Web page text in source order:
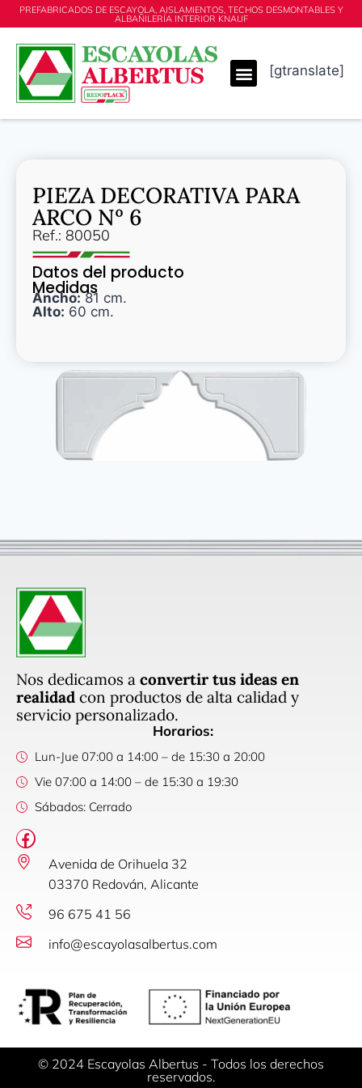
PREFABRICADOS DE ESCAYOLA, AISLAMIENTOS, TECHOS DESMONTABLES Y
ALBAÑILERÍA INTERIOR KNAUF
[gtranslate]
PIEZA DECORATIVA PARA
ARCO Nº 6
Ref.: 80050
Datos del producto
Medidas
Ancho:81 cm.
Alto: 60 cm.
Nos dedicamos a convertir tus ideas en
realidad con productos de alta calidad y
servicio personalizado.
Horarios:
Lun-Jue 07:00 a 14:00 – de 15:30 a 20:00
Vie 07:00 a 14:00 – de 15:30 a 19:30
Sábados: Cerrado
Avenida de Orihuela 32
03370 Redován, Alicante
96 675 41 56
info@escayolasalbertus.com
© 2024 Escayolas Albertus - Todos los derechos
reservados.